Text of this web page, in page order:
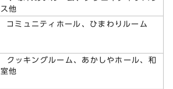
ス他
コミュニティホール、ひまわりルーム
クッキングルーム、あかしやホール、和
室他